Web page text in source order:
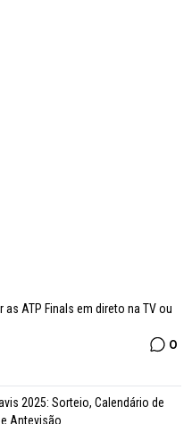
as ATP Finals em direto na TV ou
0
2025: Sorteio, Calendário de
Antevisão